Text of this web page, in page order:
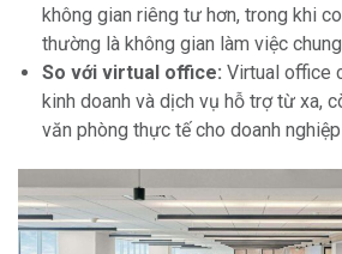
không gian riêng tư hơn, trong khi
thường là không gian làm việc
So với virtual office: Virtual office
kinh doanh và dịch vụ hỗ trợ từ xa,
văn phòng thực tế cho doanh